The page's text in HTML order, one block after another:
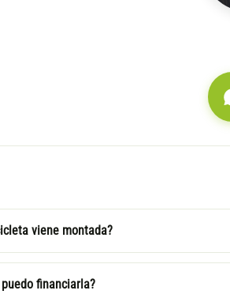
viene montada?
puedo financiarla?